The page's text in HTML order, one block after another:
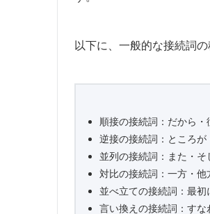
以下に、一般的な接続詞
順接の接続詞：だから
逆接の接続詞：ところ
並列の接続詞：また・
対比の接続詞：一方・
並べ立ての接続詞：最
言い換えの接続詞：す